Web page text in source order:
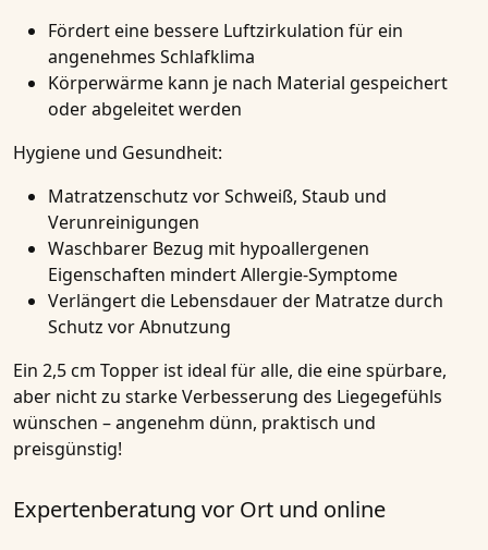
Fördert eine bessere Luftzirkulation für ein
angenehmes Schlafklima
Körperwärme kann je nach Material gespeichert
oder abgeleitet werden
Hygiene und Gesundheit:
Matratzenschutz vor Schweiß, Staub und
Verunreinigungen
Waschbarer Bezug mit hypoallergenen
Eigenschaften mindert Allergie-Symptome
Verlängert die Lebensdauer der Matratze durch
Schutz vor Abnutzung
Ein 2,5 cm Topper ist ideal für alle, die eine spürbare,
aber nicht zu starke Verbesserung des Liegegefühls
wünschen – angenehm dünn, praktisch und
preisgünstig!
Expertenberatung vor Ort und online